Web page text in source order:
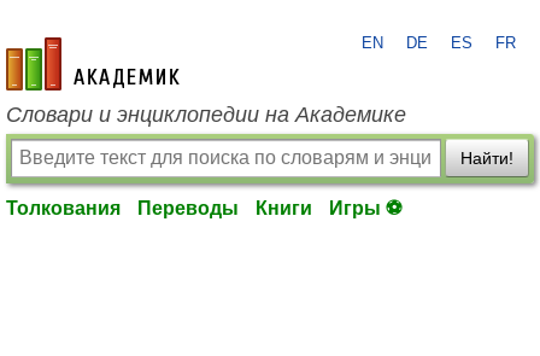
academic.ru
EN DE ES FR
Словари и энциклопедии на Академике
Найти!
Толкования Переводы Книги Игры ⚽